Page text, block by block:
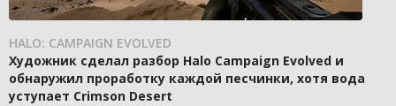
HALO: CAMPAIGN EVOLVED
Художник сделал разбор Halo Campaign Evolved и
обнаружил проработку каждой песчинки, хотя вода
уступает Crimson Desert